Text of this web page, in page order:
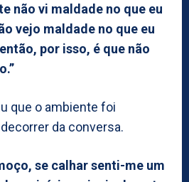
não vi maldade no que eu
vejo maldade no que eu
por isso, é que não
que o ambiente foi
da conversa.
se calhar senti-me um